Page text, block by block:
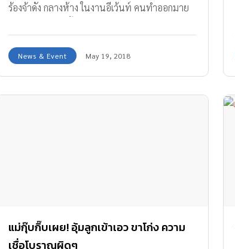
ร้องจ้าดัง กลางห้าง ในงานอีเว้นท์ คนทำออกมาย
News & Event May 19, 2018
แม่กุ๊บกิ๊บเผย! อุ้มลูกเข้าเอว ขาโก่ง ความ
เชื่อโบราณผิดๆ